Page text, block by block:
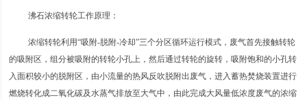
沸石浓缩转轮工作原理：
浓缩转轮利用“吸附-脱附-冷却”三个分区循环运行模式，废气首先接触转轮
的吸附区，组分被吸附的转轮小孔上，然后通过转轮的旋转，吸附饱和的小孔转
入面积较小的脱附区，由小流量的热风反吹脱附出废气，进入蓄热焚烧装置进行
燃烧转化成二氧化碳及水蒸气排放至大气中，由此完成大风量低浓度废气的浓缩